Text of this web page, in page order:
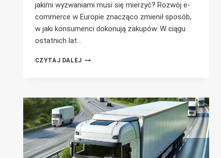
jakimi wyzwaniami musi się mierzyć? Rozwój e-
commerce w Europie znacząco zmienił sposób,
w jaki konsumenci dokonują zakupów. W ciągu
ostatnich lat…
CZYTAJ DALEJJAK
ZMIENIA
SIĘ
PRZEZ
E-
COMMERCE?